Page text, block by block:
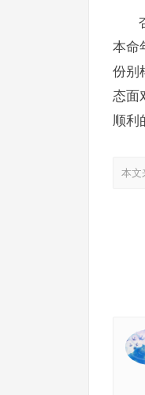
本命
份别
态面
顺利
本文